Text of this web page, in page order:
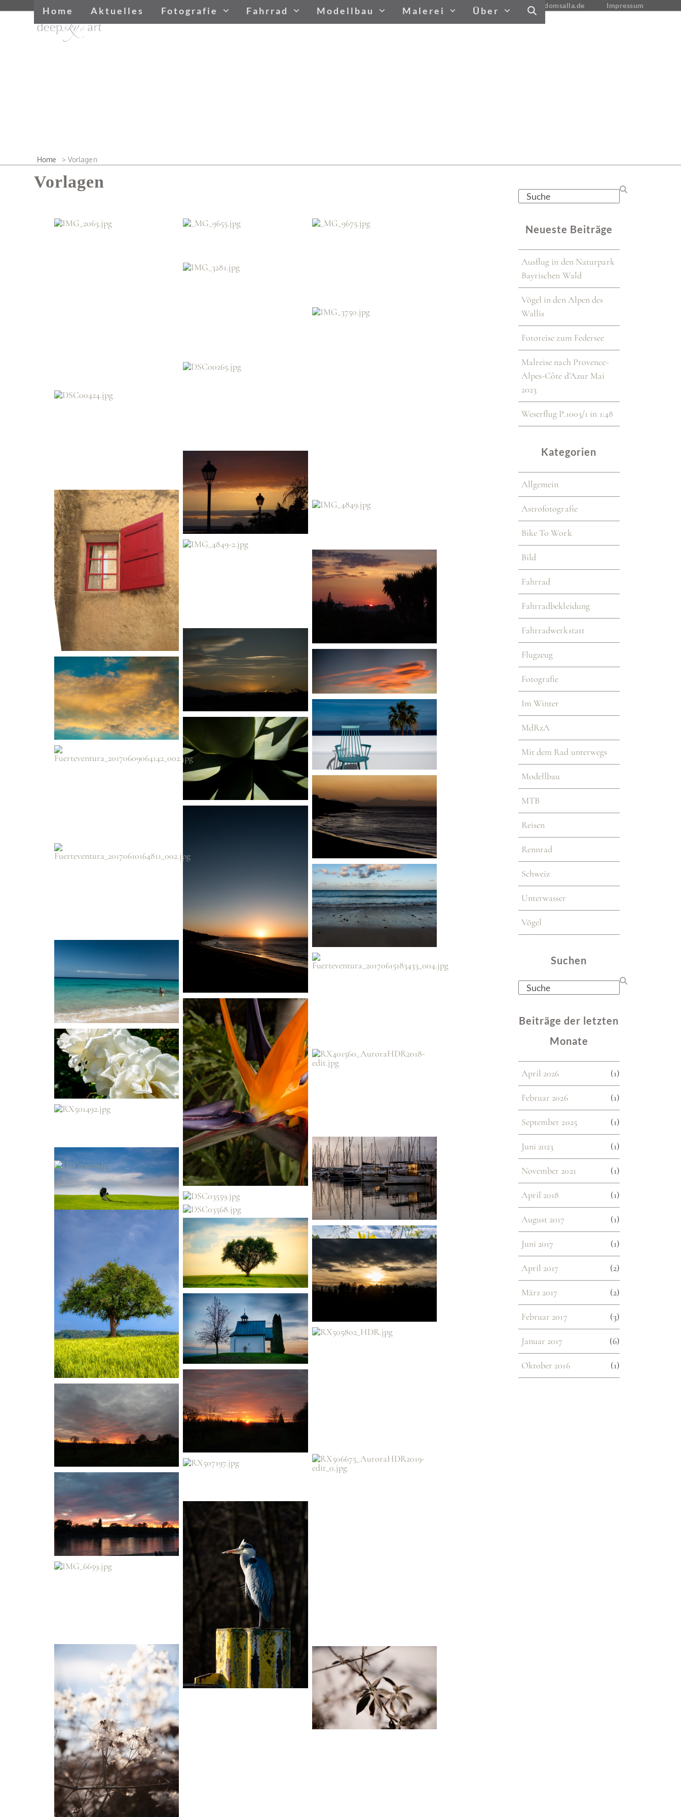
tj@domsalla.de Impressum
Home Aktuelles Fotografie Fahrrad Modellbau Malerei Über
Home > Vorlagen
Vorlagen
Search
Neueste Beiträge
Ausflug in den Naturpark
Bayrischen Wald
Vögel in den Alpen des
Wallis
Fotoreise zum Federsee
Malreise nach Provence-
Alpes-Côte d’Azur Mai
2023
Weserflug P.1003/1 in 1:48
Kategorien
Allgemein
Astrofotografie
Bike To Work
Bild
Fahrrad
Fahrradbekleidung
Fahrradwerkstatt
Flugzeug
Fotografie
Im Winter
MdRzA
Mit dem Rad unterwegs
Modellbau
MTB
Reisen
Rennrad
Schweiz
Unterwasser
Vögel
Suchen
Search
Beiträge der letzten
Monate
April 2026 (1)
Februar 2026 (1)
September 2025 (1)
Juni 2023 (1)
November 2021 (1)
April 2018 (1)
August 2017 (1)
Juni 2017 (1)
April 2017 (2)
März 2017 (2)
Februar 2017 (3)
Januar 2017 (6)
Oktober 2016 (1)